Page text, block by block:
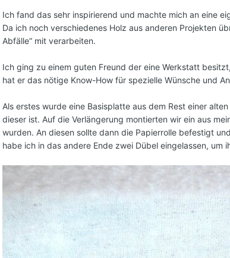
Ich fand das sehr inspirierend und machte mich an eine
Da ich noch verschiedenes Holz aus anderen Projekten
Abfälle“ mit verarbeiten.
Ich ging zu einem guten Freund der eine Werkstatt
hat er das nötige Know-How für spezielle Wünsche und
Als erstes wurde eine Basisplatte aus dem Rest einer
dieser ist. Auf die Verlängerung montierten wir ein aus
wurden. An diesen sollte dann die Papierrolle befestigt
habe ich in das andere Ende zwei Dübel eingelassen,